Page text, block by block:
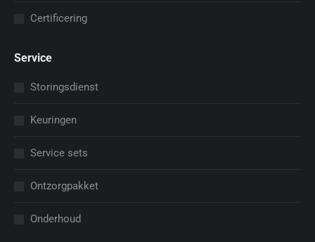
Certificering
Service
Storingsdienst
Keuringen
Service sets
Ontzorgpakket
Onderhoud